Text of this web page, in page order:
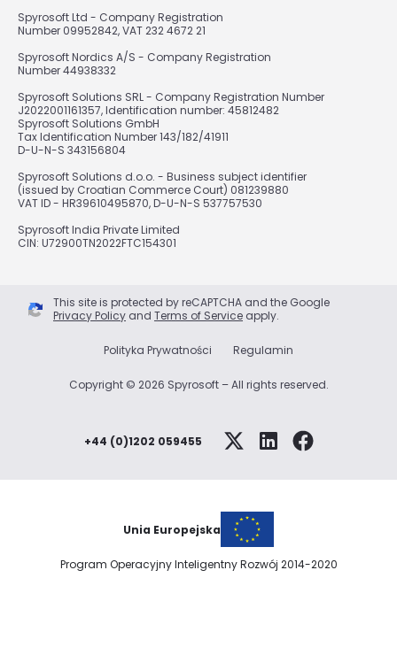
Spyrosoft Ltd - Company Registration
Number 09952842, VAT 232 4672 21
Spyrosoft Nordics A/S - Company Registration
Number 44938332
Spyrosoft Solutions SRL - Company Registration Number
J2022001161357, Identification number: 45812482
Spyrosoft Solutions GmbH
Tax Identification Number 143/182/41911
D-U-N-S 343156804
Spyrosoft Solutions d.o.o. - Business subject identifier
(issued by Croatian Commerce Court) 081239880
VAT ID - HR39610495870, D-U-N-S 537757530
Spyrosoft India Private Limited
CIN: U72900TN2022FTC154301
This site is protected by reCAPTCHA and the Google
Privacy Policy and Terms of Service apply.
Polityka Prywatności Regulamin
Copyright © 2026 Spyrosoft – All rights reserved.
+44 (0)1202 059455
Unia Europejska
Program Operacyjny Inteligentny Rozwój 2014-2020